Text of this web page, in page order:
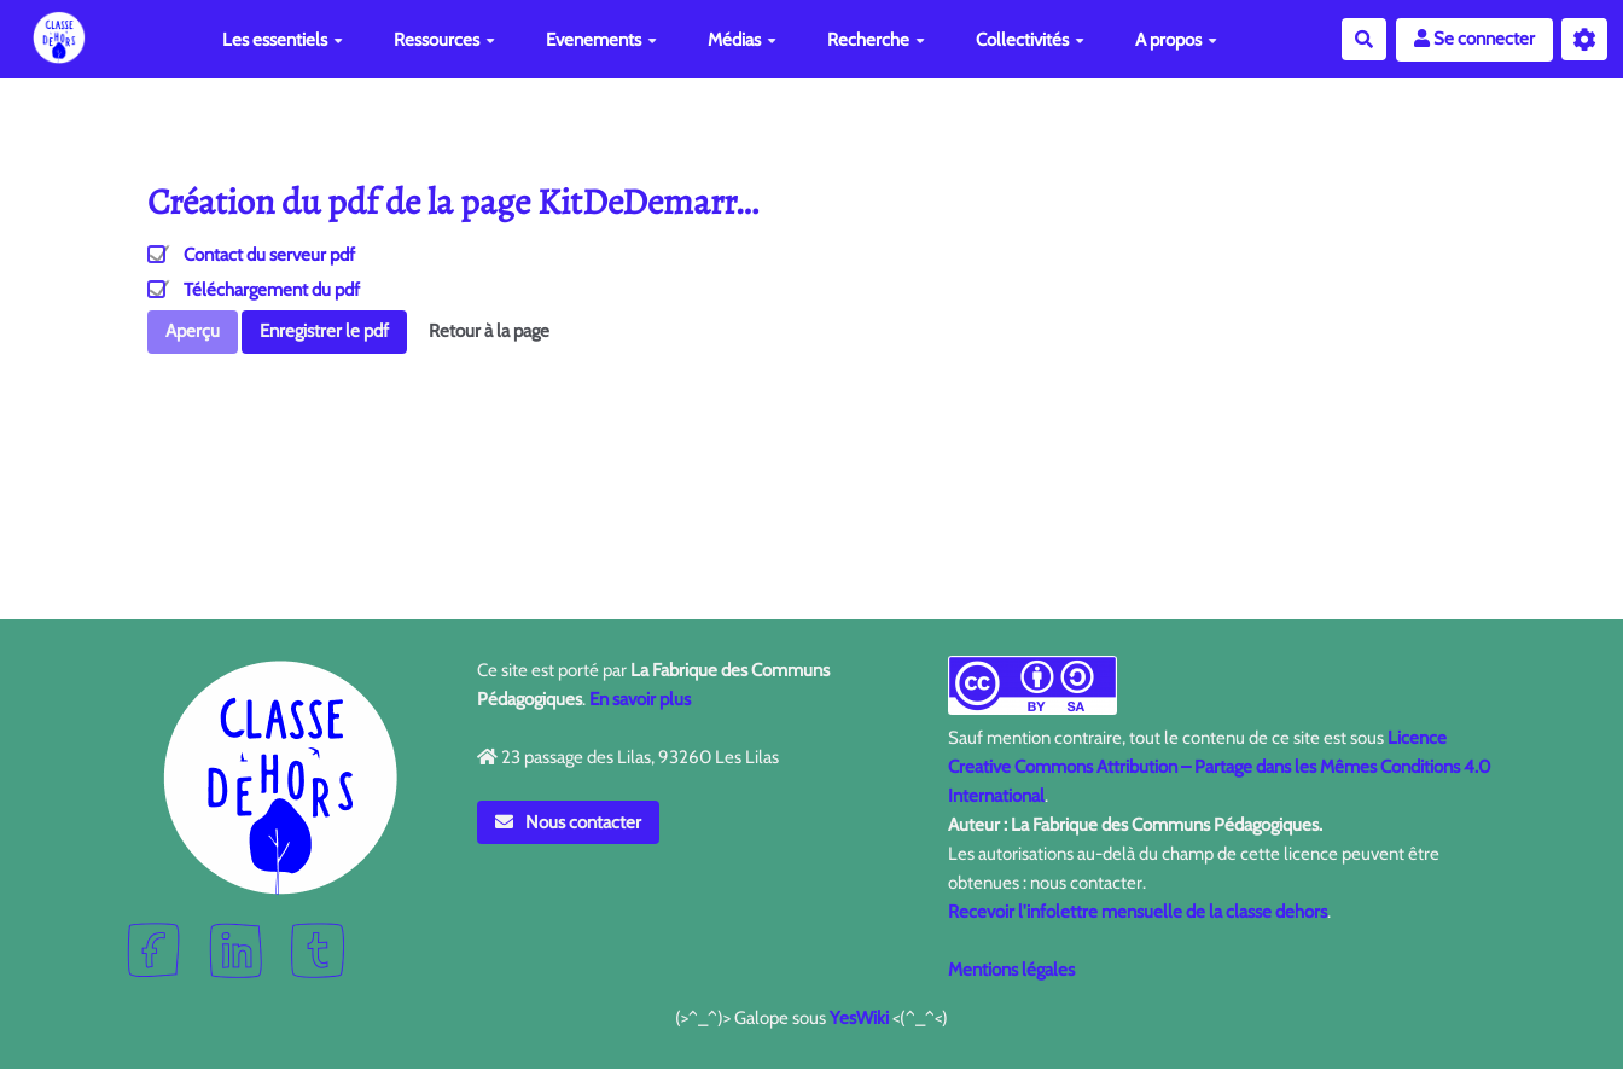
Les essentiels Ressources Evenements Médias Recherche Collectivités A propos RechercherSe connecter
Création du pdf de la page KitDeDemarr…
Contact du serveur pdf
Téléchargement du pdf
Aperçu
Enregistrer le pdf Retour à la page
Ce site est porté par La Fabrique des Communs
Pédagogiques. En savoir plus
23 passage des Lilas, 93260 Les Lilas
Nous contacter
Sauf mention contraire, tout le contenu de ce site est sous Licence
Creative Commons Attribution – Partage dans les Mêmes Conditions 4.0
International.
Auteur : La Fabrique des Communs Pédagogiques.
Les autorisations au-delà du champ de cette licence peuvent être
obtenues : nous contacter.
Recevoir l'infolettre mensuelle de la classe dehors.
Mentions légales
(>^_^)> Galope sousYesWiki<(^_^<)